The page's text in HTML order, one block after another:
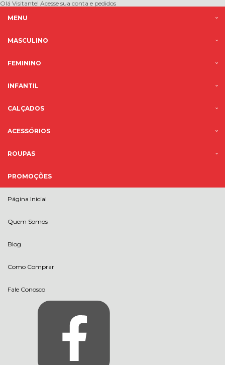
Olá Visitante! Acesse sua conta e pedidos
MENU
MASCULINO
FEMININO
INFANTIL
CALÇADOS
ACESSÓRIOS
ROUPAS
PROMOÇÕES
Página Inicial
Quem Somos
Blog
Como Comprar
Fale Conosco